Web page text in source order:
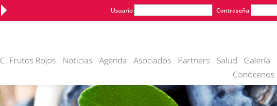
Usuario Contraseña
C. Frutos Rojos Noticias Agenda Asociados Partners Salud Galería
Conócenos